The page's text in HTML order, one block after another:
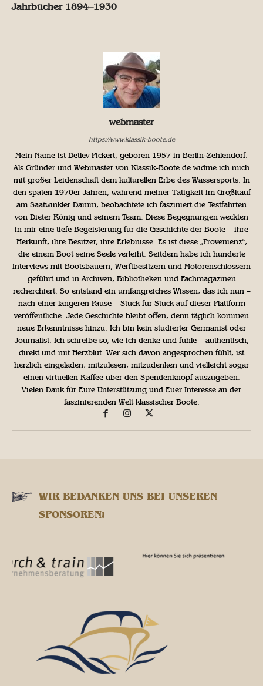
Jahrbücher 1894–1930
webmaster
https://www.klassik-boote.de
Mein Name ist Detlev Pickert, geboren 1957 in Berlin-Zehlendorf.
Als Gründer und Webmaster von Klassik-Boote.de widme ich mich
mit großer Leidenschaft dem kulturellen Erbe des Wassersports. In
den späten 1970er Jahren, während meiner Tätigkeit im Großkauf
am Saatwinkler Damm, beobachtete ich fasziniert die Testfahrten
von Dieter König und seinem Team. Diese Begegnungen weckten
in mir eine tiefe Begeisterung für die Geschichte der Boote – ihre
Herkunft, ihre Besitzer, ihre Erlebnisse. Es ist diese „Provenienz“,
die einem Boot seine Seele verleiht. Seitdem habe ich hunderte
Interviews mit Bootsbauern, Werftbesitzern und Motorenschlossern
geführt und in Archiven, Bibliotheken und Fachmagazinen
recherchiert. So entstand ein umfangreiches Wissen, das ich nun –
nach einer längeren Pause – Stück für Stück auf dieser Plattform
veröffentliche. Jede Geschichte bleibt offen, denn täglich kommen
neue Erkenntnisse hinzu. Ich bin kein studierter Germanist oder
Journalist. Ich schreibe so, wie ich denke und fühle – authentisch,
direkt und mit Herzblut. Wer sich davon angesprochen fühlt, ist
herzlich eingeladen, mitzulesen, mitzudenken und vielleicht sogar
einen virtuellen Kaffee über den Spendenknopf auszugeben.
Vielen Dank für Eure Unterstützung und Euer Interesse an der
faszinierenden Welt klassischer Boote.
WIR BEDANKEN UNS BEI UNSEREN
SPONSOREN!